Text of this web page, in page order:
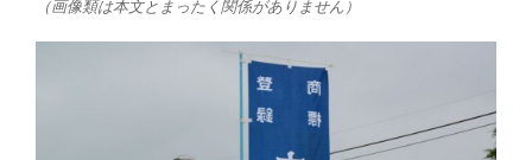
（画像類は本文とまったく関係がありません）